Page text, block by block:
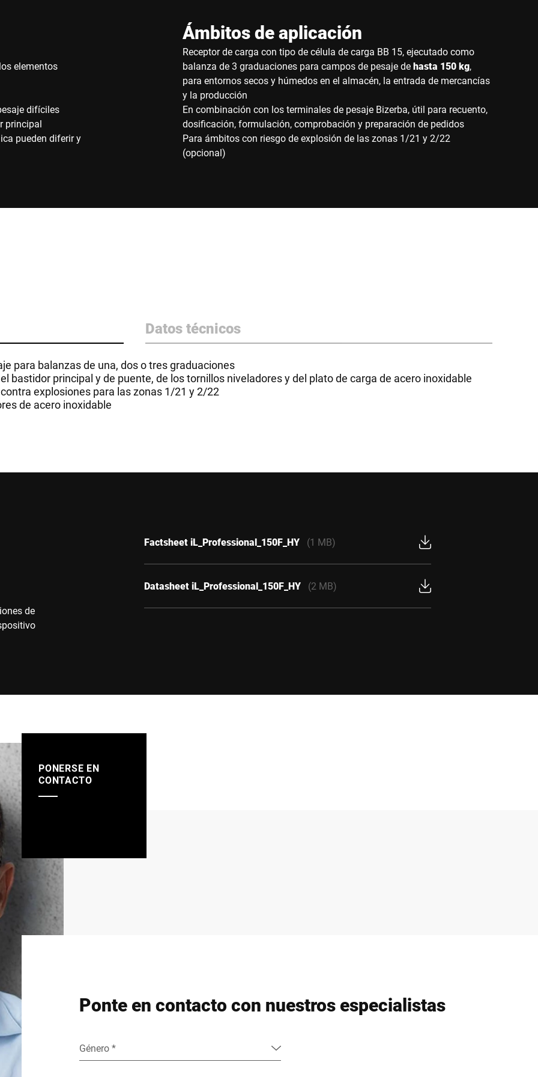
elementos
difíciles
principal
pueden diferir y
Ámbitos de aplicación
Receptor de carga con tipo de célula de carga BB 15, ejecutado como
balanza de 3 graduaciones para campos de pesaje dehasta 150 kg,
para entornos secos y húmedos en el almacén, la entrada de mercancías
y la producción
En combinación con los terminales de pesaje Bizerba, útil para recuento,
dosificación, formulación, comprobación y preparación de pedidos
Para ámbitos con riesgo de explosión de las zonas 1/21 y 2/22
(opcional)
Datos técnicos
para balanzas de una, dos o tres graduaciones
bastidor principal y de puente, de los tornillos niveladores y del plato de carga de acero inoxidable
explosiones para las zonas 1/21 y 2/22
de acero inoxidable
de
Factsheet iL_Professional_150F_HY (1 MB)
Datasheet iL_Professional_150F_HY (2 MB)
PONERSE EN
CONTACTO
Ponte en contacto con nuestros especialistas
Género *